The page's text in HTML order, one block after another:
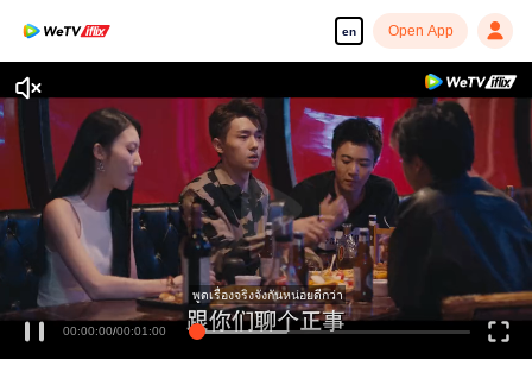
en Open App
00:00:00/00:01:00
พูดเรื่องจริงจังกันหน่อยดีกว่า